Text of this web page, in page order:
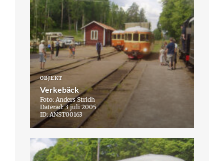
OBJEKT
Verkebäck
Foto: Anders Stridh
Daterad: 3 juli 2005
ID: ANST00163